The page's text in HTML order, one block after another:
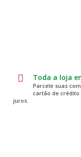
Toda a loja
Parcele suas
cartão de crédito
juros.